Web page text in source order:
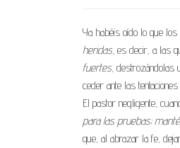
Ya habéis oído lo que
heridas, es decir, a las
fuertes, destrozándolas
ceder ante las
El pastor negligente,
para las pruebas;
que, al abrazar la fe,